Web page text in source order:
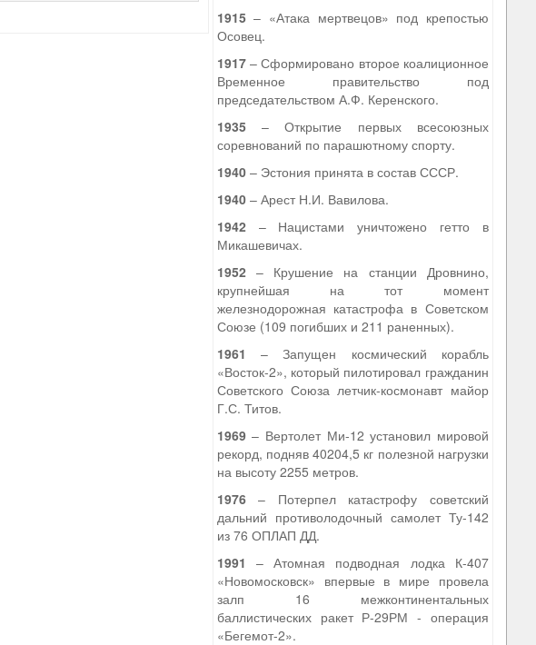
1915– «Атака мертвецов» под крепостью
Осовец.
1917– Сформировано второе коалиционное
Временное правительство под
председательством А.Ф. Керенского.
1935– Открытие первых всесоюзных
соревнований по парашютному спорту.
1940– Эстония принята в состав СССР.
1940– Арест Н.И. Вавилова.
1942– Нацистами уничтожено гетто в
Микашевичах.
1952– Крушение на станции Дровнино,
крупнейшая на тот момент
железнодорожная катастрофа в Советском
Союзе (109 погибших и 211 раненных).
1961 – Запущен космический корабль
«Восток-2», который пилотировал гражданин
Советского Союза летчик-космонавт майор
Г.С. Титов.
1969– Вертолет Ми-12 установил мировой
рекорд, подняв 40204,5 кг полезной нагрузки
на высоту 2255 метров.
1976– Потерпел катастрофу советский
дальний противолодочный самолет Ту-142
из 76 ОПЛАП ДД.
1991 – Атомная подводная лодка К-407
«Новомосковск» впервые в мире провела
залп 16 межконтинентальных
баллистических ракет Р-29РМ - операция
«Бегемот-2».